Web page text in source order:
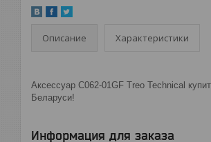
Описание Характеристики
Аксессуар C062-01GF Treo Technical
Беларуси!
Информация для заказа